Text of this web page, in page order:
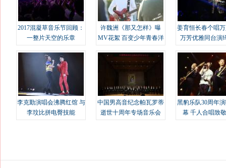
2017混凝草音乐节回顾：
一整片天空的乐章
许魏洲《那又怎样》曝
MV花絮 百变少年青春洋
姜育恒长春个唱
万芳优雅同台演
李克勤演唱会沸腾红馆 与
李玟比拼电臀技能
中国男高音纪念帕瓦罗蒂
逝世十周年专场音乐会
黑豹乐队30周年
幕 千人合唱致